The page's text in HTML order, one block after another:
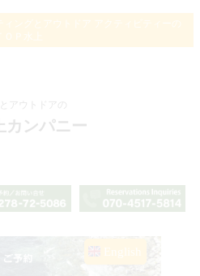
ングとアウトドア アクティビティーの
アウトドアの
カンパニー
English